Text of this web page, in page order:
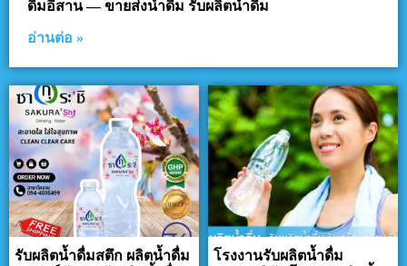
ดื่มอีสาน — ขายส่งน้ำดื่ม รับผลิตน้ำดื่ม
อ่านต่อ »
รับผลิตน้ำดื่มสตึก ผลิตน้ำดื่ม
โรงงานรับผลิตน้ำดื่ม